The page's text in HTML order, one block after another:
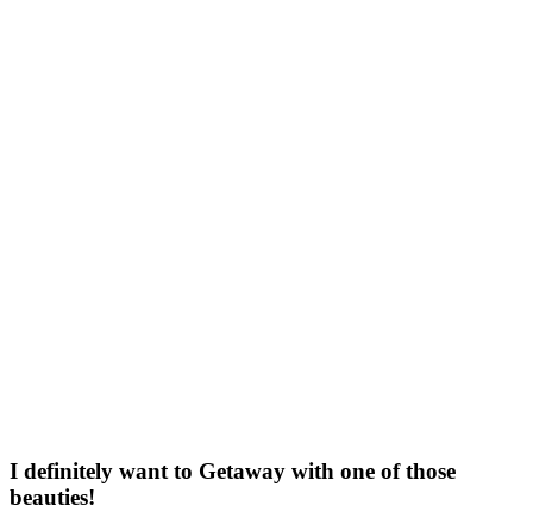
I definitely want to Getaway with one of those
beauties!